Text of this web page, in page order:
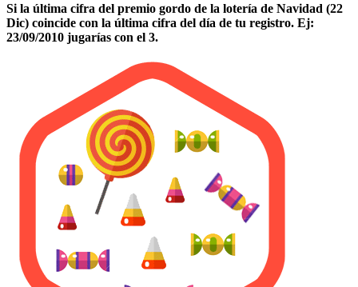
Si la última cifra del premio gordo de la lotería de Navidad (22
Dic) coincide con la última cifra del día de tu registro. Ej:
23/09/2010 jugarías con el 3.